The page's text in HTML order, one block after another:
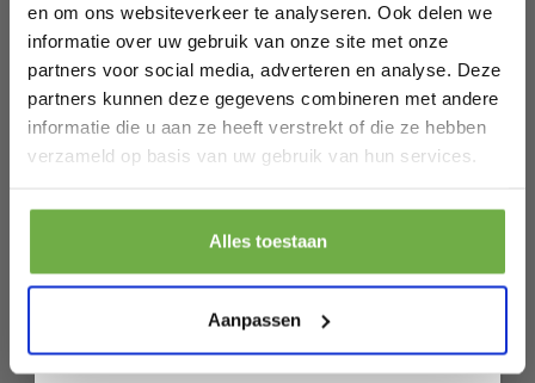
en om ons websiteverkeer te analyseren. Ook delen we
informatie over uw gebruik van onze site met onze
partners voor social media, adverteren en analyse. Deze
partners kunnen deze gegevens combineren met andere
informatie die u aan ze heeft verstrekt of die ze hebben
verzameld op basis van uw gebruik van hun services.
Alles toestaan
Aanpassen
8711568048275
SKU
27534760
Gerelateerde producten
Vlectro Elektrisch droogrek -
cm – 220V – 230W –Wit/Zilver
Prijs op bol.com € 79,99
Laat ons weten wanneer je jarig bent
Pak € 5,- korting
. Je kunt je op elk moment weer afmelden.